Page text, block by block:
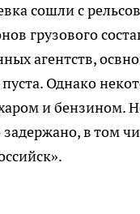
сошли с
грузового
агентств,
Однако
и бензином.
в том